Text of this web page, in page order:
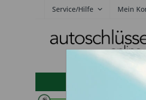
Service/Hilfe Mein
hohe